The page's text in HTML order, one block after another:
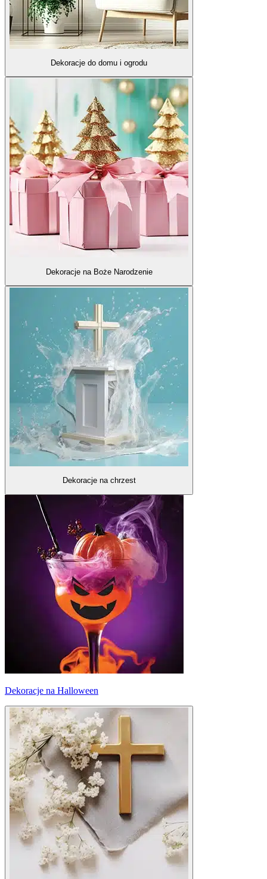
Dekoracje do domu i ogrodu
Dekoracje na Boże Narodzenie
Dekoracje na chrzest
Dekoracje na Halloween